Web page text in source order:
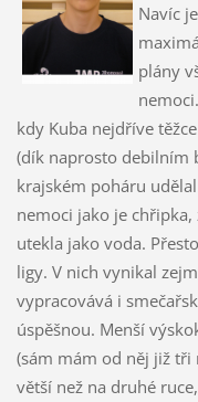
Navíc
plány
kdy Kuba nejdříve
(dík naprosto debilním
krajském poháru
nemoci jako je
utekla jako voda.
ligy. V nich vynikal
vypracovává i
úspěšnou. Menší
(sám mám od něj již
větší než na druhé